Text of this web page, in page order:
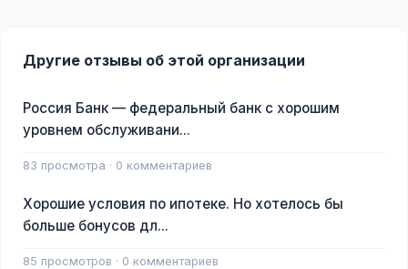
Другие отзывы об этой организации
Россия Банк — федеральный банк с хорошим
уровнем обслуживани...
83 просмотра · 0 комментариев
Хорошие условия по ипотеке. Но хотелось бы
больше бонусов дл...
85 просмотров · 0 комментариев